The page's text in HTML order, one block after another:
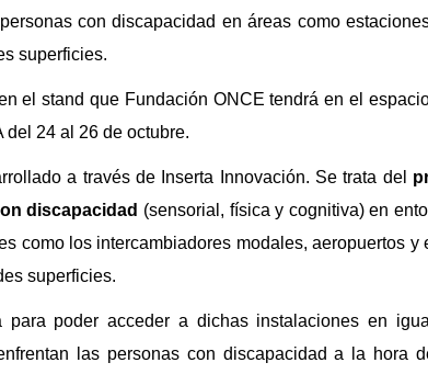
con discapacidad en áreas como
superficies.
el stand que Fundación ONCE tendrá en el
del 24 al 26 de octubre.
a través de Inserta Innovación. Se trata del
discapacidad (sensorial, física y cognitiva) en
como los intercambiadores modales, aeropuertos y
superficies.
para poder acceder a dichas instalaciones en
las personas con discapacidad a la hora